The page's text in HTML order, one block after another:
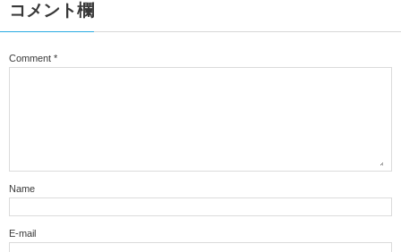
コメント欄
Comment *
Name
E-mail